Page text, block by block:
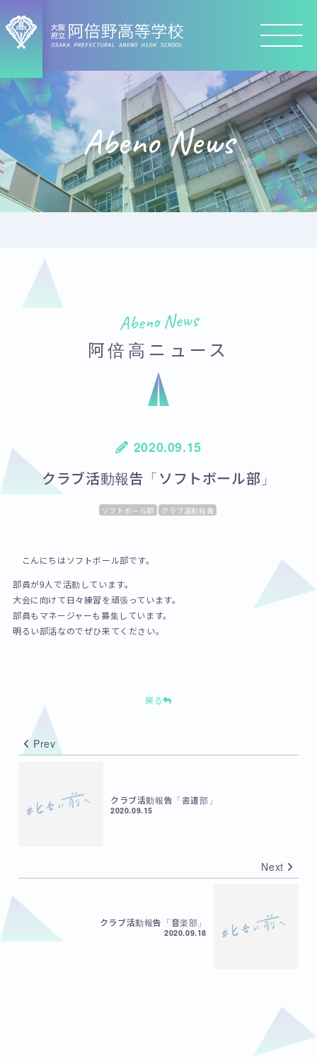
Abeno News
Abeno News
阿倍高ニュース
2020.09.15
クラブ活動報告「ソフトボール部」
ソフトボール部 クラブ活動報告
こんにちはソフトボール部です。
部員が9人で活動しています。
大会に向けて日々練習を頑張っています。
部員もマネージャーも募集しています。
明るい部活なのでぜひ来てください。
戻る
Prev
クラブ活動報告「書道部」
2020.09.15
Next
クラブ活動報告「音楽部」
2020.09.18